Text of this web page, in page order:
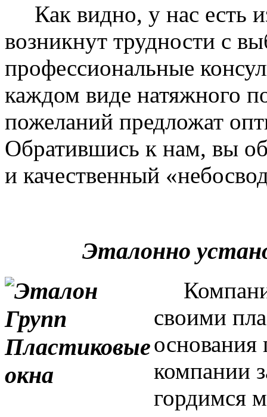
Как видно, у нас есть
возникнут трудности с
профессиональные
каждом виде натяжного
пожеланий предложат
Обратившись к нам, вы
и качественный
Эталонно
своими
основания
компании
гордимся